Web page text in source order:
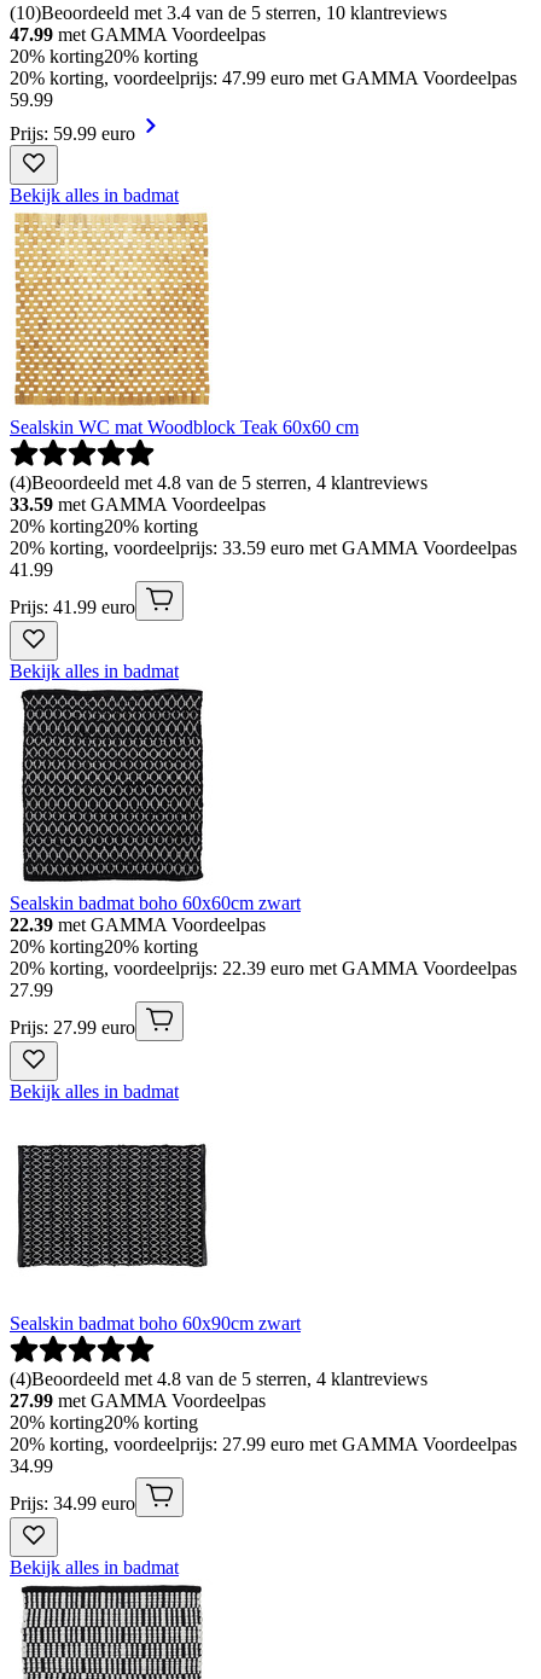
(10)Beoordeeld met 3.4 van de 5 sterren, 10 klantreviews
47.99 met GAMMA Voordeelpas
20% korting20% korting
20% korting, voordeelprijs: 47.99 euro met GAMMA Voordeelpas
59.99
Prijs: 59.99 euro
Bekijk alles in badmat
Sealskin WC mat Woodblock Teak 60x60 cm
(4)Beoordeeld met 4.8 van de 5 sterren, 4 klantreviews
33.59 met GAMMA Voordeelpas
20% korting20% korting
20% korting, voordeelprijs: 33.59 euro met GAMMA Voordeelpas
41 .99
Prijs: 41.99 euro
Bekijk alles in badmat
Sealskin badmat boho 60x60cm zwart
22.39 met GAMMA Voordeelpas
20% korting20% korting
20% korting, voordeelprijs: 22.39 euro met GAMMA Voordeelpas
27.99
Prijs: 27.99 euro
Bekijk alles in badmat
Sealskin badmat boho 60x90cm zwart
(4)Beoordeeld met 4.8 van de 5 sterren, 4 klantreviews
27.99 met GAMMA Voordeelpas
20% korting20% korting
20% korting, voordeelprijs: 27.99 euro met GAMMA Voordeelpas
34.99
Prijs: 34.99 euro
Bekijk alles in badmat